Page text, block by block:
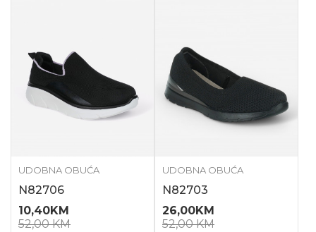
UDOBNA OBUĆA
N82706
10,40KM
52,00KM
UDOBNA OBUĆA
N82703
26,00KM
52,00KM